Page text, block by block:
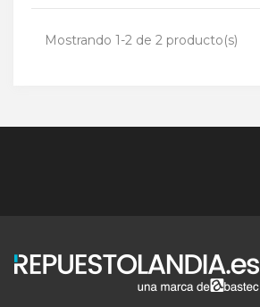
Mostrando 1-2 de 2 producto(s)